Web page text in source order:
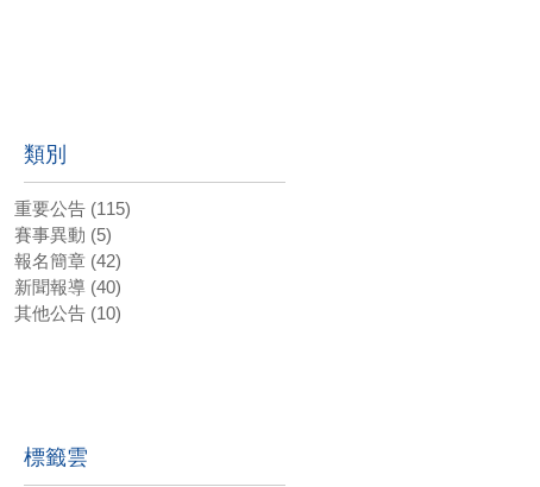
類別
重要公告 (115)
賽事異動 (5)
報名簡章 (42)
新聞報導 (40)
其他公告 (10)
標籤雲